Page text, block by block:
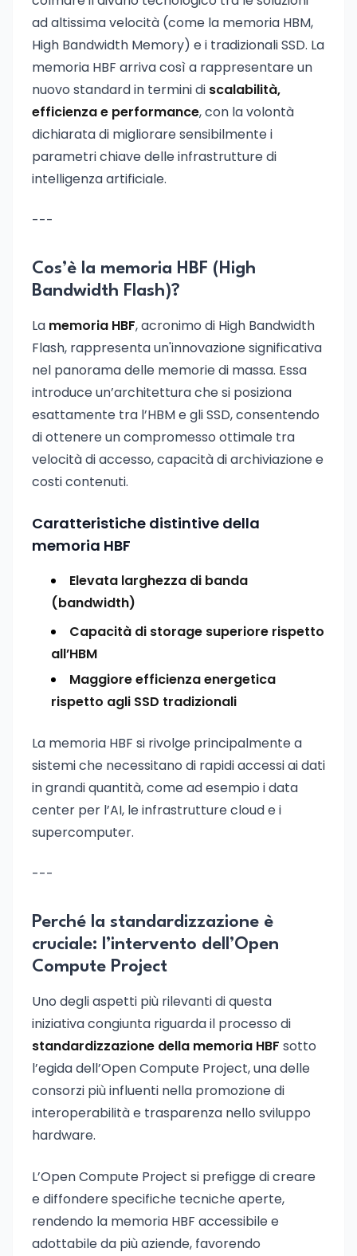
ad altissima velocità (come la memoria HBM,
High Bandwidth Memory) e i tradizionali SSD. La
memoria HBF arriva così a rappresentare un
nuovo standard in termini di scalabilità,
efficienza e performance, con la volontà
dichiarata di migliorare sensibilmente i
parametri chiave delle infrastrutture di
intelligenza artificiale.
---
Cos’è la memoria HBF (High
Bandwidth Flash)?
La memoria HBF, acronimo di High Bandwidth
Flash, rappresenta un'innovazione significativa
nel panorama delle memorie di massa. Essa
introduce un’architettura che si posiziona
esattamente tra l’HBM e gli SSD, consentendo
di ottenere un compromesso ottimale tra
velocità di accesso, capacità di archiviazione e
costi contenuti.
Caratteristiche distintive della
memoria HBF
Elevata larghezza di banda
(bandwidth)
Capacità di storage superiore rispetto
all’HBM
Maggiore efficienza energetica
rispetto agli SSD tradizionali
La memoria HBF si rivolge principalmente a
sistemi che necessitano di rapidi accessi ai dati
in grandi quantità, come ad esempio i data
center per l’AI, le infrastrutture cloud e i
supercomputer.
---
Perché la standardizzazione è
cruciale: l’intervento dell’Open
Compute Project
Uno degli aspetti più rilevanti di questa
iniziativa congiunta riguarda il processo di
standardizzazione della memoria HBF sotto
l’egida dell’Open Compute Project, una delle
consorzi più influenti nella promozione di
interoperabilità e trasparenza nello sviluppo
hardware.
L’Open Compute Project si prefigge di creare
e diffondere specifiche tecniche aperte,
rendendo la memoria HBF accessibile e
adottabile da più aziende, favorendo